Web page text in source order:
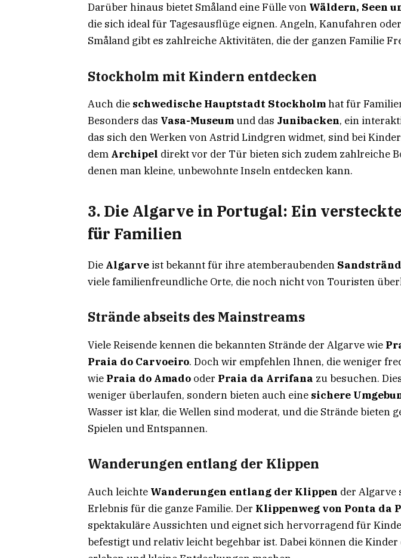
Darüber hinaus bietet Småland eine Fülle von Wäldern, Seen
die sich ideal für Tagesausflüge eignen. Angeln, Kanufahren
Småland gibt es zahlreiche Aktivitäten, die der ganzen Familie
Stockholm mit Kindern entdecken
Auch die schwedische Hauptstadt Stockholmhat für
Besonders das Vasa-Museumund das Junibacken, ein
das sich den Werken von Astrid Lindgren widmet, sind bei
dem Archipel direkt vor der Tür bieten sich zudem zahlreiche
denen man kleine, unbewohnte Inseln entdecken kann.
3. Die Algarve in Portugal: Ein
für Familien
Die Algarve ist bekannt für ihre atemberaubenden
viele familienfreundliche Orte, die noch nicht von Touristen
Strände abseits des Mainstreams
Viele Reisende kennen die bekannten Strände der Algarve wie
Praia do Carvoeiro. Doch wir empfehlen Ihnen, die weniger
wie Praia do Amado oder Praia da Arrifana zu besuchen.
weniger überlaufen, sondern bieten auch eine sichere
Wasser ist klar, die Wellen sind moderat, und die Strände bieten
Spielen und Entspannen.
Wanderungen entlang der Klippen
Auch leichte Wanderungen entlang der Klippen der Algarve
Erlebnis für die ganze Familie. Der Klippenweg von Ponta da
spektakuläre Aussichten und eignet sich hervorragend für
befestigt und relativ leicht begehbar ist. Dabei können die